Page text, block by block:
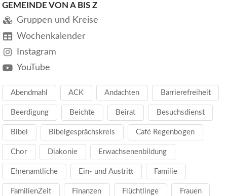
GEMEINDE VON A BIS Z
Gruppen und Kreise
Wochenkalender
Instagram
YouTube
Abendmahl ACK Andachten Barrierefreiheit
Beerdigung Beichte Beirat Besuchsdienst
Bibel Bibelgesprächskreis Café Regenbogen
Chor Diakonie Erwachsenenbildung
Ehrenamtliche Ein- und Austritt Familie
FamilienZeit Finanzen Flüchtlinge Frauen